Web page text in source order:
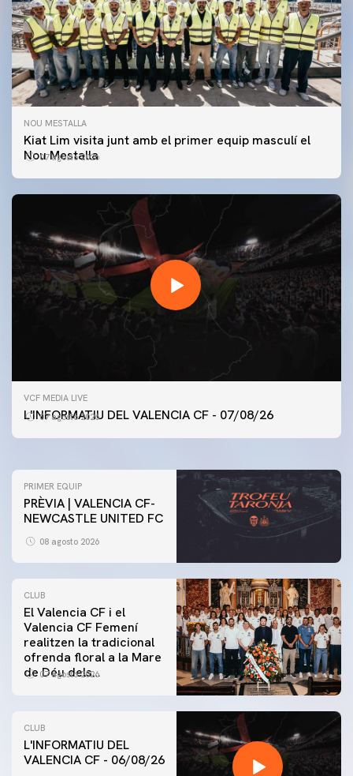
NOU MESTALLA
Kiat Lim visita junt amb el primer equip masculí el
Nou Mestalla
07 agosto 2026
VCF MEDIA LIVE
L'INFORMATIU DEL VALENCIA CF - 07/08/26
07 agosto 2026
PRIMER EQUIP
ENTRENAMENT DEL VALENCIA CF 7/8/2026
PRIMER EQUIP
PRÈVIA | VALENCIA CF-
NEWCASTLE UNITED FC
08 agosto 2026
CLUB
El Valencia CF i el
Valencia CF Femení
realitzen la tradicional
ofrenda floral a la Mare
de Déu dels
07 agosto 2026
CLUB
L'INFORMATIU DEL
VALENCIA CF - 06/08/26